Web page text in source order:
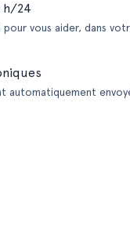
h/24
pour vous aider, dans
automatiquement